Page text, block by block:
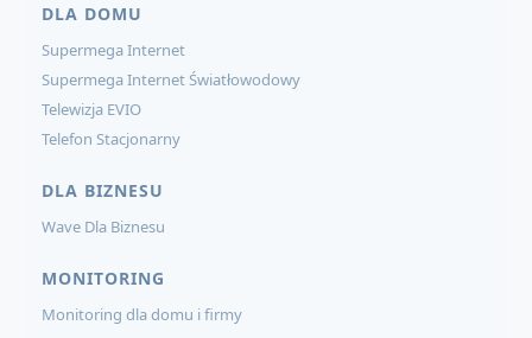
DLA DOMU
Supermega Internet
Supermega Internet Światłowodowy
Telewizja EVIO
Telefon Stacjonarny
DLA BIZNESU
Wave Dla Biznesu
MONITORING
Monitoring dla domu i firmy